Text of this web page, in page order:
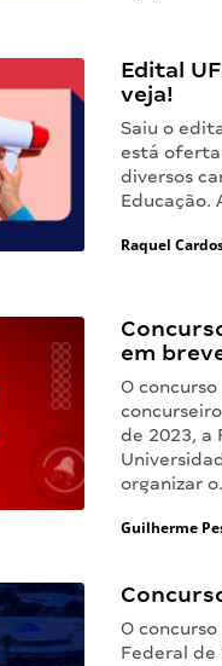
Edital
veja!
Saiu o
está
diversos
Educação.
Raquel
em
O
de 2023, a
organizar
Guilherme
O
Federal